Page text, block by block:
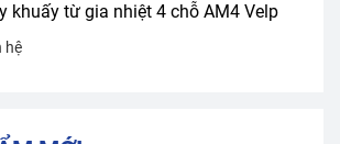
khuấy từ gia nhiệt 4 chỗ AM4 Velp
hệ